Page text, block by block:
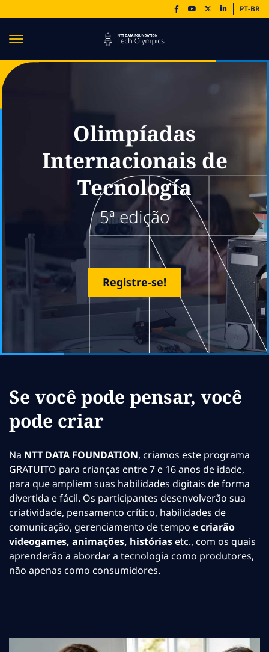
PT-BR
Olimpíadas
Internacionais de
Tecnología
5ª edição
Registre-se!
Se você pode pensar, você
pode criar
Na NTT DATA FOUNDATION, criamos este programa
GRATUITO para crianças entre 7 e 16 anos de idade,
para que ampliem suas habilidades digitais de forma
divertida e fácil. Os participantes desenvolverão sua
criatividade, pensamento crítico, habilidades de
comunicação, gerenciamento de tempo ecriarão
videogames, animações, histórias etc., com os quais
aprenderão a abordar a tecnologia como produtores,
não apenas como consumidores.